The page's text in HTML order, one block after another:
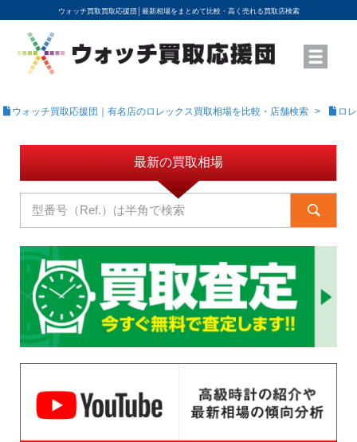
ウォッチ買取買取応援団│ 最新相場をまとめて比較・高く売れる買取店検索
YouTubeで動画を公開中
ROLEXモデル名から買取相場を調べる
高級時計ブランド名から買取相場を調べる
地域から買取店を探す
店舗名から買取店を探す
ブランド時計を高く売る方法
買取査定を依頼する
ウォッチ買取応援団｜有名店のロレックス買取相場を比較・店舗検索 ロ
最新の買取相場